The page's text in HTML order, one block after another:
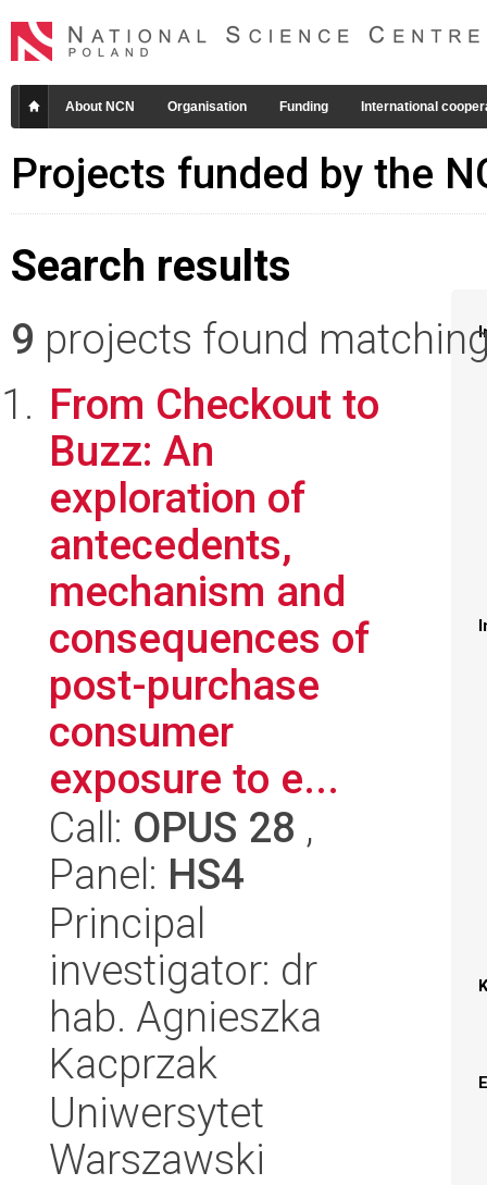
About NCN Organisation Funding International
Projects funded by the
Search results
9 projects found
From Checkout to
Buzz: An
exploration of
antecedents,
mechanism and
consequences of
post-purchase
consumer
exposure to e...
Call: OPUS 28 ,
Panel: HS4
Principal
investigator: dr
hab. Agnieszka
Kacprzak
Uniwersytet
Warszawski